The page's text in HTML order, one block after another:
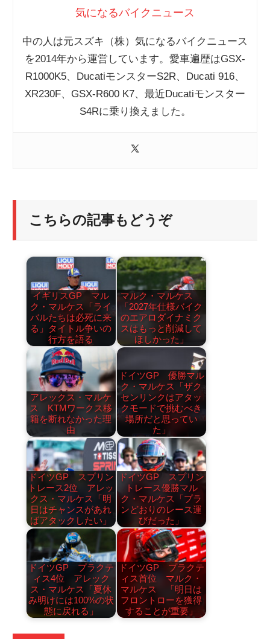
気になるバイクニュース
中の人は元スズキ（株）気になるバイクニュース
を2014年から運営しています。愛車遍歴はGSX-
R1000K5、DucatiモンスターS2R、Ducati 916、
XR230F、GSX-R600 K7、最近Ducatiモンスター
S4Rに乗り換えました。
こちらの記事もどうぞ
イギリスGP マル
ク・マルケス「ライ
バルたちは必死に来
る」タイトル争いの
行方を語る
マルク・マルケス
「2027年仕様バイク
のエアロダイナミク
スはもっと削減して
ほしかった」
アレックス・マルケ
ス KTMワークス移
籍を断れなかった理
由
ドイツGP 優勝マル
ク・マルケス「ザク
センリンクはアタッ
クモードで挑むべき
場所だと思ってい
た」
ドイツGP スプリン
トレース2位 アレッ
クス・マルケス「明
日はチャンスがあれ
ばアタックしたい」
ドイツGP スプリン
トレース優勝マル
ク・マルケス「プラ
ンどおりのレース運
びだった」
ドイツGP プラクテ
ィス4位 アレック
ス・マルケス「夏休
み明けには100%の状
態に戻れる」
ドイツGP プラクテ
ィス首位 マルク・
マルケス 「明日は
フロントローを獲得
することが重要」